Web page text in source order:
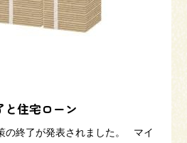
住宅ローン
の終了が発表されました。 マイ